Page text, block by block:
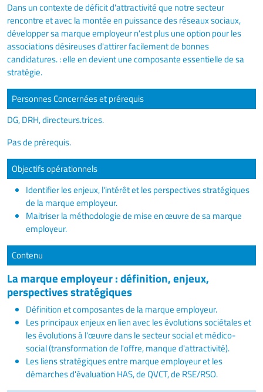
Dans un contexte de déficit d'attractivité que notre secteur
rencontre et avec la montée en puissance des réseaux sociaux,
développer sa marque employeur n'est plus une option pour les
associations désireuses d'attirer facilement de bonnes
candidatures. : elle en devient une composante essentielle de sa
stratégie.
Personnes Concernées et prérequis
DG, DRH, directeurs.trices.
Pas de prérequis.
Objectifs opérationnels
Identifier les enjeux, l'intérêt et les perspectives stratégiques
de la marque employeur.
Maitriser la méthodologie de mise en œuvre de sa marque
employeur.
Contenu
La marque employeur : définition, enjeux,
perspectives stratégiques
Définition et composantes de la marque employeur.
Les principaux enjeux en lien avec les évolutions sociétales et
les évolutions à l'œuvre dans le secteur social et médico-
social (transformation de l'offre, manque d'attractivité).
Les liens stratégiques entre marque employeur et les
démarches d'évaluation HAS, de QVCT, de RSE/RSO.